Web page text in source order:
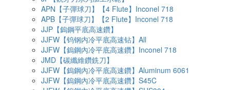
APN【子彈球刀】【4 Flute】Inconel 718
APB【子彈球刀】【2 Flute】Inconel 718
JJP【鎢鋼平底高速鑽】
JJFW【钨钢内冷平底高速钻】All
JJFW【鎢鋼內冷平底高速鑽】Inconel 718
JMD【碳纖維鑽銑刀】
JJFW【鎢鋼內冷平底高速鑽】Aluminum 6061
JJFW【鎢鋼內冷平底高速鑽】S45C